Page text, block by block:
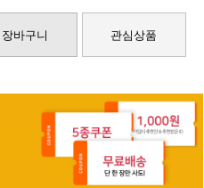
장바구니 관심상품